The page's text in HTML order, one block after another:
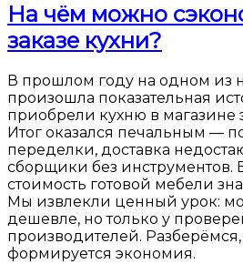
На чём можно
заказе кухни?
В прошлом году на одном из
произошла показательная
приобрели кухню в магазине
Итог оказался печальным —
переделки, доставка
сборщики без инструментов.
стоимость готовой мебели
Мы извлекли ценный урок:
дешевле, но только у
производителей. Разберёмся,
формируется экономия.